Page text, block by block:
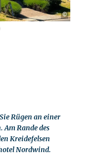
©
Rügen an einer
Am Rande des
Kreidefelsen
Nordwind.